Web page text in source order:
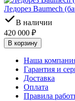
Ледорез Baumech
В наличии
420 000 ₽
В корзину
Наша
Гарантия и
Доставка
Оплата
Правила